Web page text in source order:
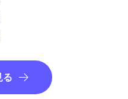
る